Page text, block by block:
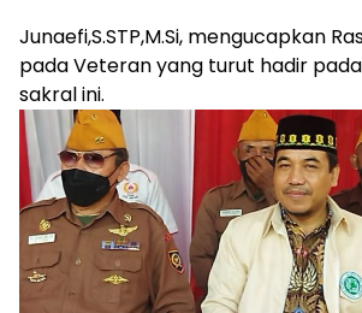
Junaefi,S.STP,M.Si, mengucapkan
pada Veteran yang turut hadir
sakral ini.